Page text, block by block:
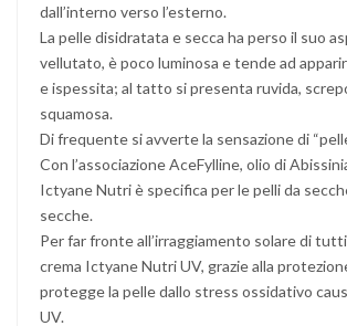
dall’interno verso l’esterno.
La pelle disidratata e secca ha perso il suo
vellutato, è poco luminosa e tende ad
e ispessita; al tatto si presenta ruvida,
squamosa.
Di frequente si avverte la sensazione di
Con l’associazione AceFylline, olio di
Ictyane Nutri è specifica per le pelli da
secche.
Per far fronte all’irraggiamento solare di tutti
crema Ictyane Nutri UV, grazie alla
protegge la pelle dallo stress ossidativo
UV.